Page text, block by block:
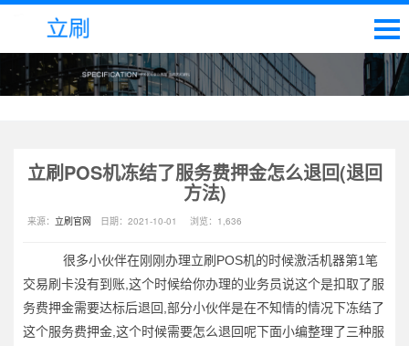
立刷POS机冻结了服务费押金怎么退回(退回
方法)
来源： 立刷官网 日期： 2021-10-01 浏览： 1,636
很多小伙伴在刚刚办理立刷POS机的时候激活机器第1笔
交易刷卡没有到账,这个时候给你办理的业务员说这个是扣取了服
务费押金需要达标后退回,部分小伙伴是在不知情的情况下冻结了
这个服务费押金,这个时候需要怎么退回呢下面小编整理了三种服